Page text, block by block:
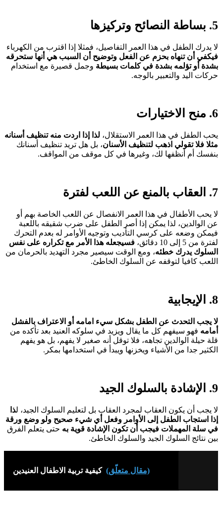
5. بساطة النصائح وتركيزها
لا يدرك الطفل في هذا العمر التفاصيل، فمثلا إذا اقترب من الكهرباء
فيكفي أن تنهاه بحزم عن الفعل وتوضيح أن السبب هي أنها ستحرقه
بشدة أو تؤلمه بشدة في كلمات بسيطة وجمل قصيرة مع استخدام
حركات اليد والتعبير بالوجه.
6. منح الاختيارات
يحب الطفل في هذا العمر الاستقلال، لذا إذا اردت منه تنظيف أسنانه
مثلا فلا تقولي اذهب لتنظيف الأسنان، بل هل تريد تنظيف أسنانك
بنفسك أم أنظفها لك، وغيرها في كل موقف من المواقف.
7. العقاب بالمنع عن اللعب لفترة
لا يحب الأطفال في هذا العمر الانفصال عن اللعب الخاصة بهم أو
عن الوالدين، لذا يمكن إذا أصر الطفل على ضرب شقيقه باللعبة
فيمكن وضعه على كرسي التأديب وتوجيه الأوامر له بعدم التحرك
لفترة من 5 إلى 10 دقائق،
فسيجعله هذا الأمر مع تكراره على نفس
السلوك يدرك خطئه، ومع الوقت سيصير مجرد التهديد بالحرمان من
اللعب كافيا لتوقفه عن السلوك الخاطئ.
8. الإيجابية
لا يجب التحدث عن الطفل بشكل سيء امامه أو الاعتراف بالفشل
أمامه فهو سيفهم كل ما يقال ويزيد في سلوكه العنيد بعد تأكده من
قلة حيلة الوالدين تجاهه، فلا توقل أنه صغير لا يفهم، بل هو يفهم
الكثير جدا من الأشياء ويخزنها ويبدأ في استخدامها بمكر.
9. الإشادة بالسلوك الجيد
لا يجب أن يكون العقاب لمجرد العقاب بل لتعليم السلوك الجيد، لذا
إذا استجاب الطفل إلى الأوامر وفعل أي شيء صحيح ولو وضع ورقة
في سلة المهملات فيجب أن تكون الإشادة قوية به حتى يتعلم الفرق
بين نتائج السلوك الجيد والسلوك الخاطئ.
(مقال متعلّق) كيفية تربية الاطفال العنيدين